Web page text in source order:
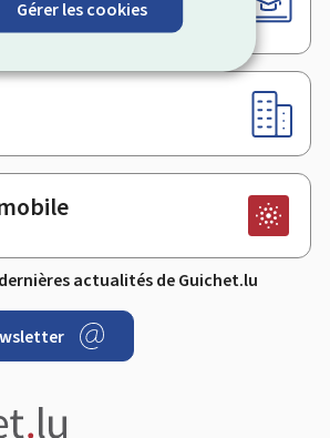
Gérer les cookies
actualités de Guichet.lu